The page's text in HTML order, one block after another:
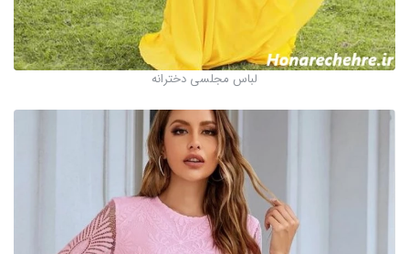
لباس مجلسی دخترانه